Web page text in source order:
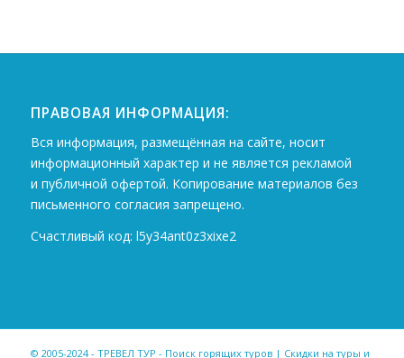
ПРАВОВАЯ ИНФОРМАЦИЯ:
Вся информация, размещённая на сайте, носит
информационный характер и не является рекламой
и публичной офертой. Копирование материалов без
письменного согласия запрещено.
Счастливый код: l5y34ant0z3xixe2
© 2005-2024 - ТРЕВЕЛ ТУР - Поиск горящих туров | Скидки на туры и